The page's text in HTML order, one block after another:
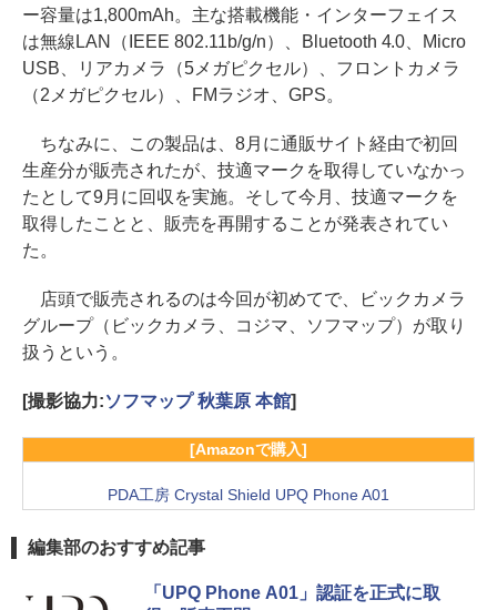
ー容量は1,800mAh。主な搭載機能・インターフェイス
は無線LAN（IEEE 802.11b/g/n）、Bluetooth 4.0、Micro
USB、リアカメラ（5メガピクセル）、フロントカメラ
（2メガピクセル）、FMラジオ、GPS。
ちなみに、この製品は、8月に通販サイト経由で初回
生産分が販売されたが、技適マークを取得していなかっ
たとして9月に回収を実施。そして今月、技適マークを
取得したことと、販売を再開することが発表されてい
た。
店頭で販売されるのは今回が初めてで、ビックカメラ
グループ（ビックカメラ、コジマ、ソフマップ）が取り
扱うという。
[撮影協力:ソフマップ 秋葉原 本館]
[Amazonで購入]
PDA工房 Crystal Shield UPQ Phone A01
編集部のおすすめ記事
「UPQ Phone A01」認証を正式に取